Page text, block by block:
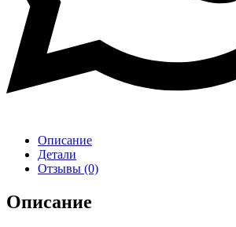
Описание
Детали
Отзывы (0)
Описание